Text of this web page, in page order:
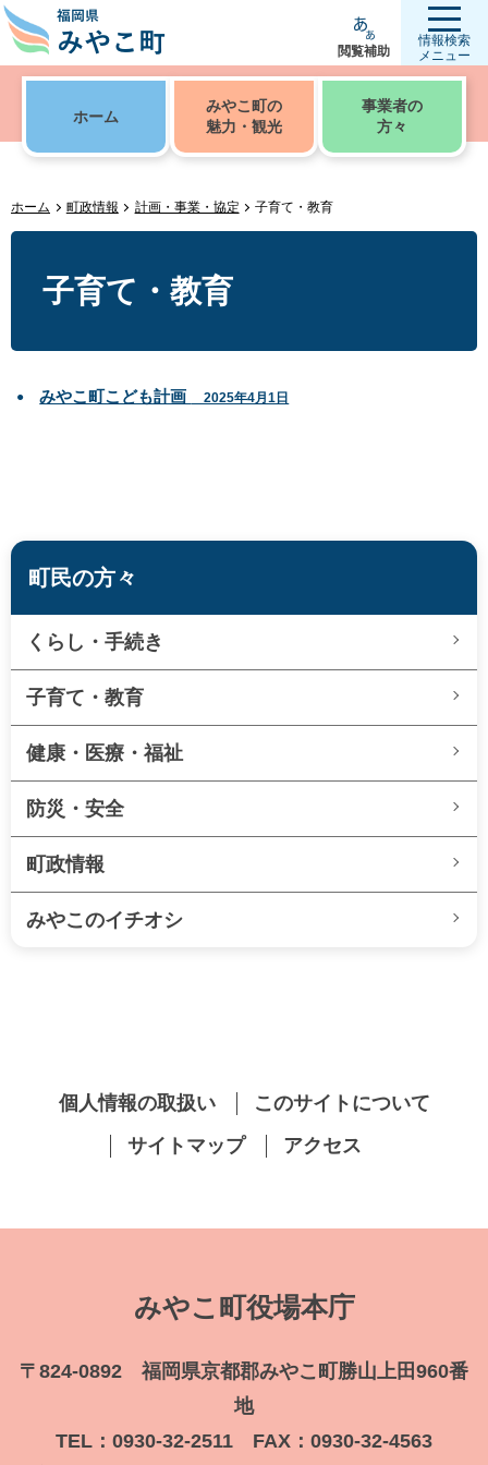
閲覧補助
情報検索
メニュー
ホーム
みやこ町の
魅力・観光
事業者の
方々
ホーム 町政情報 計画・事業・協定 子育て・教育
子育て・教育
みやこ町こども計画 2025年4月1日
町民の方々
くらし・手続き
子育て・教育
健康・医療・福祉
防災・安全
町政情報
みやこのイチオシ
個人情報の取扱い
このサイトについて
サイトマップ
アクセス
みやこ町役場本庁
〒824-0892 福岡県京都郡みやこ町勝山上田960番
地
TEL：0930-32-2511 FAX：0930-32-4563